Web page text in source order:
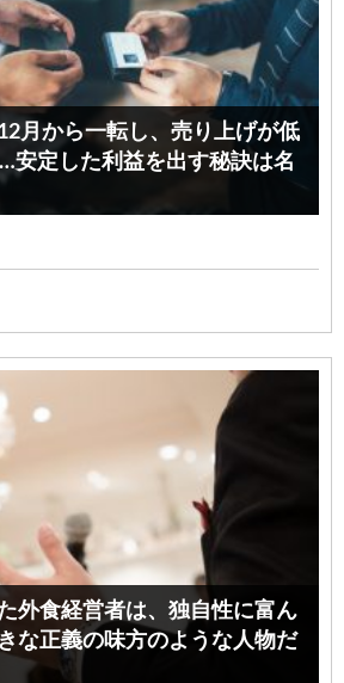
月から一転し、売り上げが低
安定した利益を出す秘訣は名
外食経営者は、独自性に富ん
な正義の味方のような人物だ